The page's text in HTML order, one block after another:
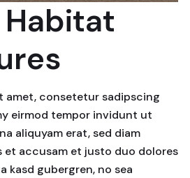
amet, consetetur sadipscing
eirmod tempor invidunt ut
aliquyam erat, sed diam
et accusam et justo duo dolores
kasd gubergren, no sea